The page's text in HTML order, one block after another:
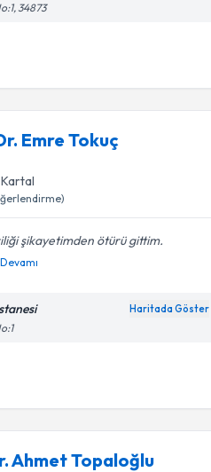
34873
Emre Tokuç
, Kartal
şikayetimden ötürü gittim.
Devamı
Haritada Göster
Ahmet Topaloğlu